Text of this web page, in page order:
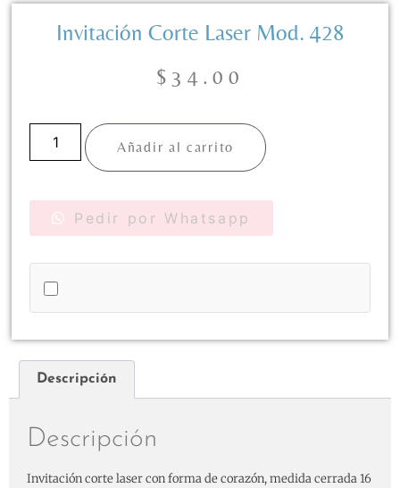
Invitación Corte Laser Mod. 428
$ 34.00
Añadir al carrito
Pedir por Whatsapp
Descripción
Descripción
Invitación corte laser con forma de corazón, medida cerrada 16